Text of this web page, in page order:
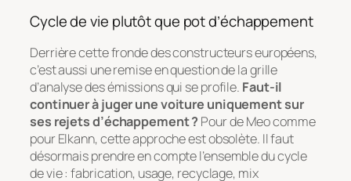
Cycle de vie plutôt que pot d’échappement
Derrière cette fronde des constructeurs européens,
c’est aussi une remise en question de la grille
d’analyse des émissions qui se profile. Faut-il
continuer à juger une voiture uniquement sur
ses rejets d’échappement ? Pour de Meo comme
pour Elkann, cette approche est obsolète. Il faut
désormais prendre en compte l’ensemble du cycle
de vie : fabrication, usage, recyclage, mix